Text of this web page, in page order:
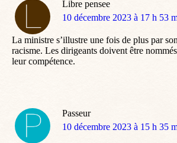
Libre pensee
dit
10 décembre 2023 à 17 h 53
La ministre s’illustre une fois de plus par
racisme. Les dirigeants doivent être
leur compétence.
Passeur
dit
10 décembre 2023 à 15 h 35